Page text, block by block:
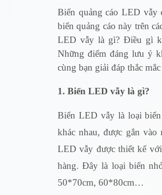
Biển quảng cáo LED vẫy
biển quảng cáo này trên
LED vẫy là gì? Điều gì
Những điểm đáng lưu ý
cùng bạn giải đáp thắc
1. Biển LED vẫy là gì?
Biển LED vẫy là loại
khác nhau, được gắn
LED vẫy được thiết kế
hàng. Đây là loại biển
50*70cm, 60*80cm…